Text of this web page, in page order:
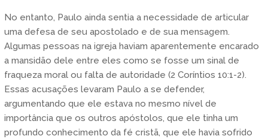
No entanto, Paulo ainda sentia a necessidade de articular
uma defesa de seu apostolado e de sua mensagem.
Algumas pessoas na igreja haviam aparentemente encarado
a mansidão dele entre eles como se fosse um sinal de
fraqueza moral ou falta de autoridade (2 Coríntios 10:1-2).
Essas acusações levaram Paulo a se defender,
argumentando que ele estava no mesmo nível de
importância que os outros apóstolos, que ele tinha um
profundo conhecimento da fé cristã, que ele havia sofrido